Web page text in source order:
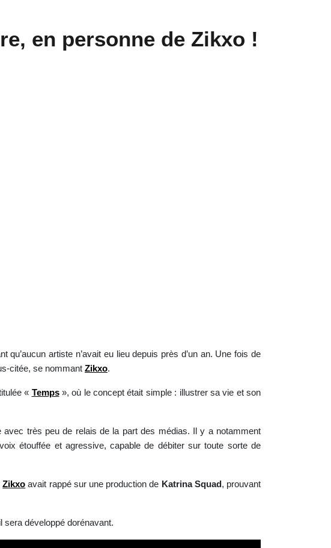
en personne de Zikxo !
artiste n’avait eu lieu depuis près d’un an. Une fois de
citée, se nommant Zikxo.
« Temps », où le concept était simple : illustrer sa vie et son
très peu de relais de la part des médias. Il y a notamment
étouffée et agressive, capable de débiter sur toute sorte de
Zikxo avait rappé sur une production de Katrina Squad , prouvant
développé dorénavant.